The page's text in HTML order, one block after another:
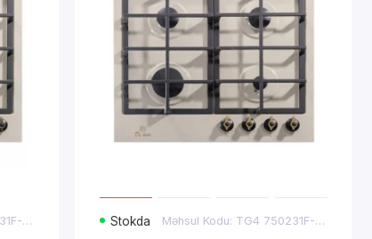
Məhsul Kodu: TG4 750231F-072 Stokda Məhsul Kodu: TG4 750231F-078